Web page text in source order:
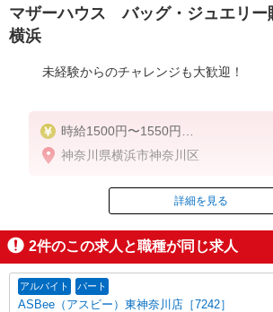
マザーハウス バッグ・ジュエリ
横浜
未経験からのチャレンジも大歓迎！
時給1500円〜1550円
※スキルや経験により時給が異なりま
神奈川県横浜市神奈川区
掲載期間終了
詳細を見る
2件のこの求人と職種が同じ求人
アルバイト パート
ASBee（アスビー）東神奈川店［7242］